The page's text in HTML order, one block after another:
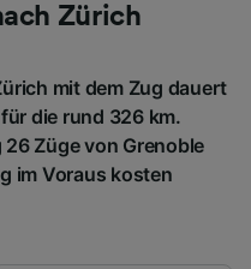
Zürich
mit dem Zug dauert
die rund 326 km.
Züge von Grenoble
im Voraus kosten